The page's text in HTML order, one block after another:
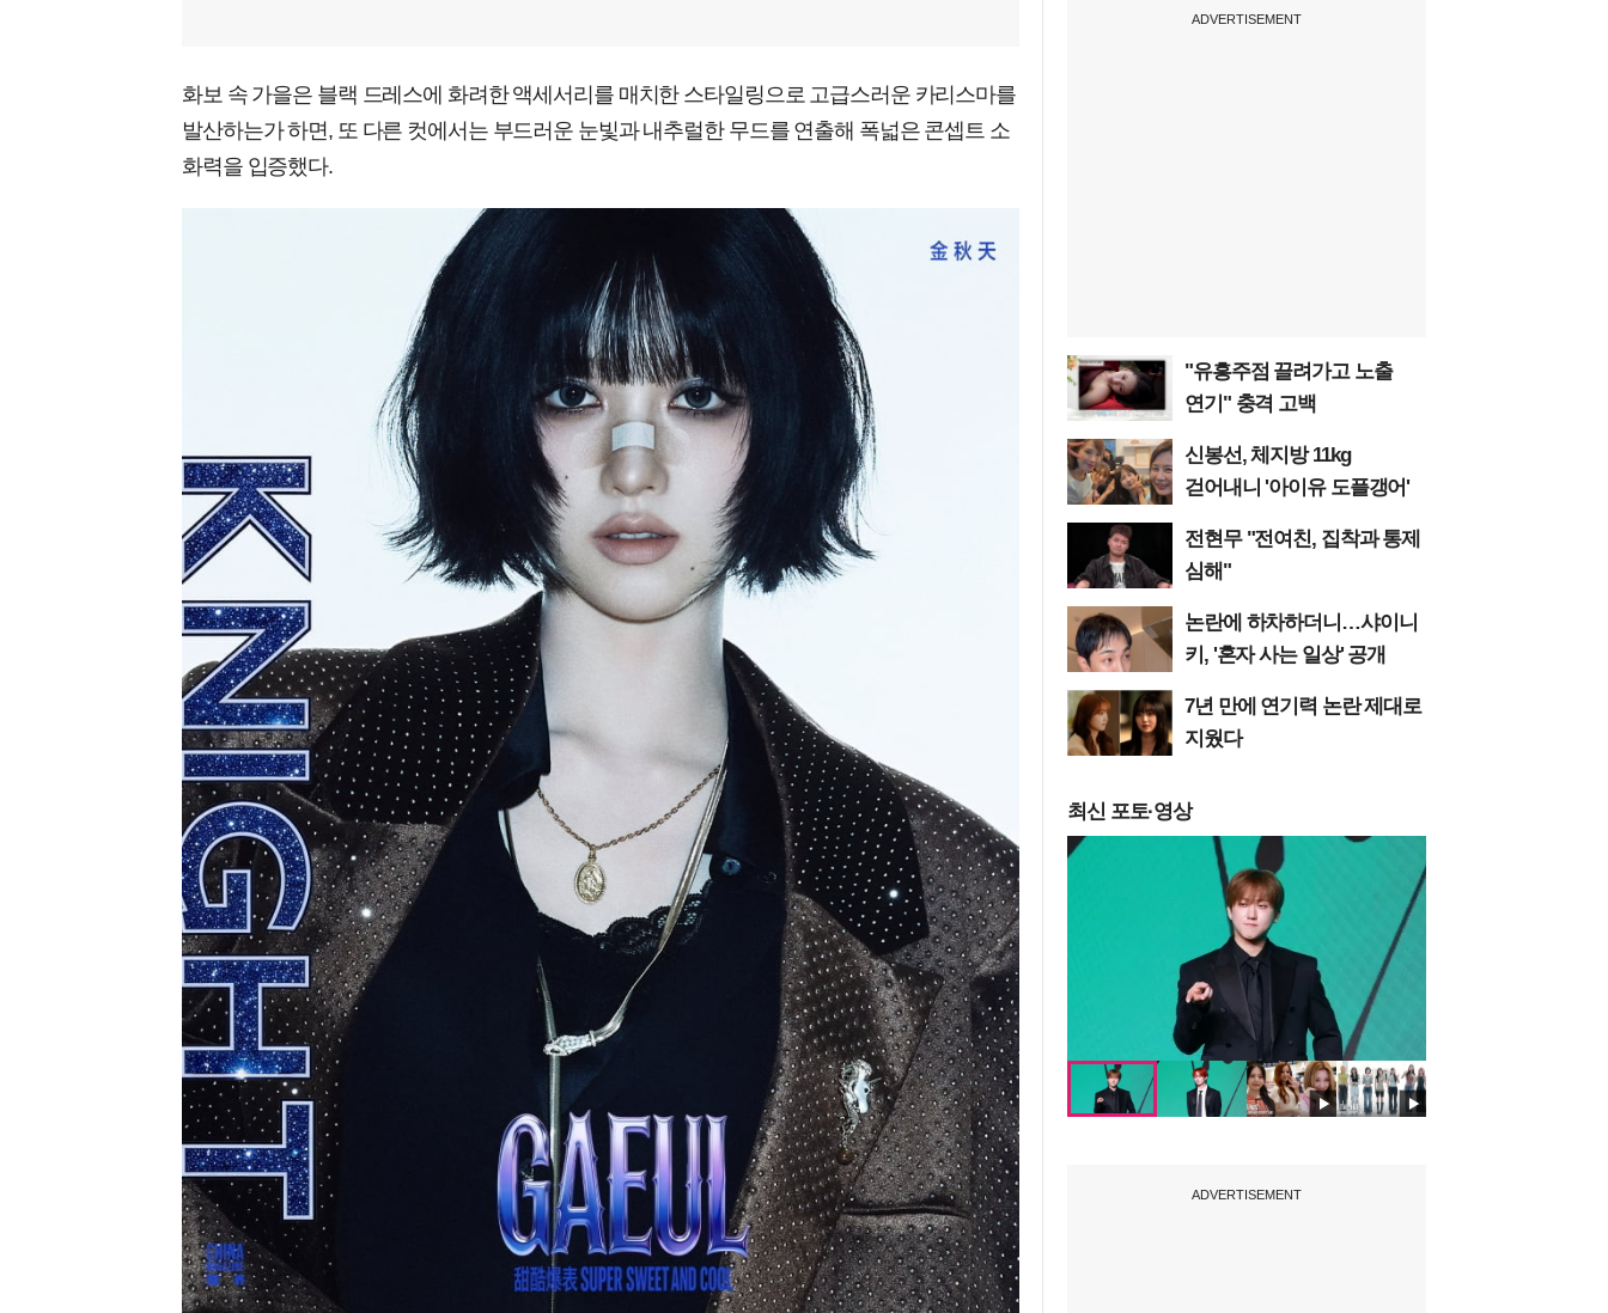
화보 속 가을은 블랙 드레스에 화려한 액세서리를 매치한 스타일링으로 고급스러운 카리스마를
발산하는가 하면, 또 다른 컷에서는 부드러운 눈빛과 내추럴한 무드를 연출해 폭넓은 콘셉트 소
화력을 입증했다.
ADVERTISEMENT
"유흥주점 끌려가고 노출
연기" 충격 고백
신봉선, 체지방 11kg
걷어내니 '아이유 도플갱어'
전현무 "전여친, 집착과 통제
심해"
논란에 하차하더니…샤이니
키, '혼자 사는 일상' 공개
7년 만에 연기력 논란 제대로
지웠다
최신 포토·영상
ADVERTISEMENT